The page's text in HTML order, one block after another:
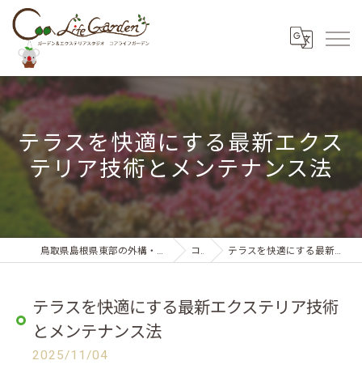
テラスを快適にする最新エクス
テリア技術とメンテナンス法
鳥取県島根県東部の外構・エクステリアならコアライフガーデン コラム テラスを快適にする最新エクステリア技術とメンテナンス法
テラスを快適にする最新エクステリア技術
とメンテナンス法
2025/11/04